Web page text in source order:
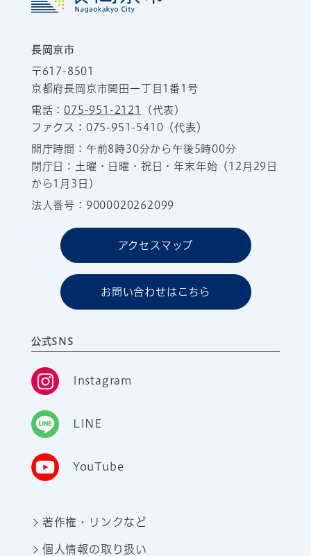
長岡京市
〒617-8501
京都府長岡京市開田一丁目1番1号
電話：075-951-2121
（代表）
ファクス：075-951-5410（代表）
開庁時間：午前8時30分から午後5時00分
閉庁日：土曜・日曜・祝日・年末年始（12月29日
から1月3日）
法人番号：9000020262099
アクセスマップ
お問い合わせはこちら
公式SNS
Instagram
LINE
YouTube
著作権・リンクなど
個人情報の取り扱い